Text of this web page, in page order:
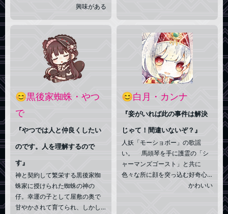
まったのである。●戻りたいとい
の時間感覚故か、それとも。●こ
の状態であっても魔術は使用で
きるが、発動には制限がある模
様。●ちなみに年齢（18歳）
は肉体（があった頃）の外見年
齢。実年齢は不詳。
興味がある
あり、本やネットで情報を得て
いる。√ウォーゾーンでは人の集
落に赴き頼まれ事をこなす
として活動中。√を超えて
もやる事に大差は無い。 好き
な物は役割を果たしているも
の。(人、物問わず)
😊黒後家蜘蛛・やつ
で
『やつでは人と仲良くしたい
のです。人を理解するので
す』
神と契約して繁栄する黒後家蜘
蛛家に授けられた蜘蛛の神の
仔。幸運の子として屋敷の奥で
甘やかされて育てられ、しかし
😊白月・カンナ
『妾がいれば此の事件は解決
じゃて！間違いないぞ？』
人妖「モーショボー」の歌謡
い。 馬頭琴を手に護霊の「シ
ャーマンズゴースト」と共に
色々な所に顔を突っ込む好奇心
旺盛なアルビノの少女。 年寄
かわいい